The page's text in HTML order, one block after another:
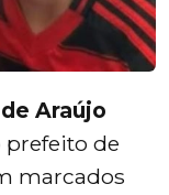
Araújo
prefeito de
marcados